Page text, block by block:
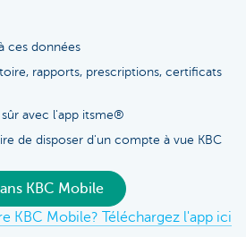
ces données
rapports, prescriptions, certificats
avec l'app itsme®
de disposer d'un compte à vue KBC
KBC Mobile
KBC Mobile? Téléchargez l'app ici